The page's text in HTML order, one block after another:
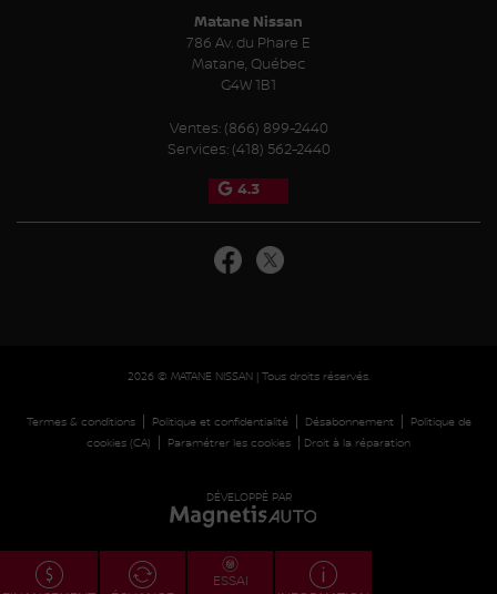
ÉCHANGE
ESSAI
Matane Nissan
786 Av. du Phare E
Matane, Québec
G4W 1B1
Ventes: (866) 899-2440
Services: (418) 562-2440
4.3
2026 © MATANE NISSAN| Tous droits réservés.
Termes & conditions| Politique et confidentialité| Désabonnement|
Politique de
cookies (CA)
Paramétrer les cookies Droit à la réparation
DÉVELOPPÉ PAR